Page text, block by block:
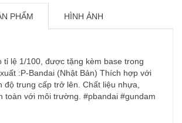
PHẨM HÌNH ẢNH
tỉ lệ 1/100, được tặng kèm base trong
:P-Bandai (Nhật Bản) Thích hợp với
độ trung cấp trở lên. Chất liệu nhựa,
toàn với môi trường. #pbandai #gundam